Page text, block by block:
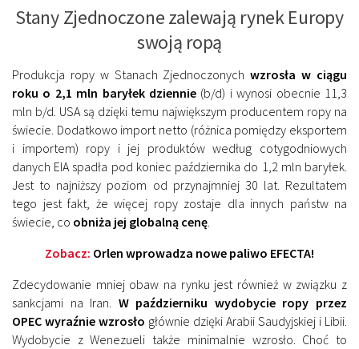
Stany Zjednoczone zalewają rynek Europy
swoją ropą
Produkcja ropy w Stanach Zjednoczonychwzrosła w ciągu
roku o 2,1 mln baryłek dziennie (b/d) i wynosi obecnie 11,3
mln b/d. USA są dzięki temu największym producentem ropy na
świecie. Dodatkowo import netto (różnica pomiędzy eksportem
i importem) ropy i jej produktów według cotygodniowych
danych EIA spadła pod koniec października do 1,2 mln baryłek.
Jest to najniższy poziom od przynajmniej 30 lat. Rezultatem
tego jest fakt, że więcej ropy zostaje dla innych państw na
świecie, co obniża jej globalną cenę.
Zobacz: Orlen wprowadza nowe paliwo EFECTA!
Zdecydowanie mniej obaw na rynku jest również w związku z
sankcjami na Iran. W październiku wydobycie ropy przez
OPEC wyraźnie wzrosło głównie dzięki Arabii Saudyjskiej i Libii.
Wydobycie z Wenezueli także minimalnie wzrosło. Choć to